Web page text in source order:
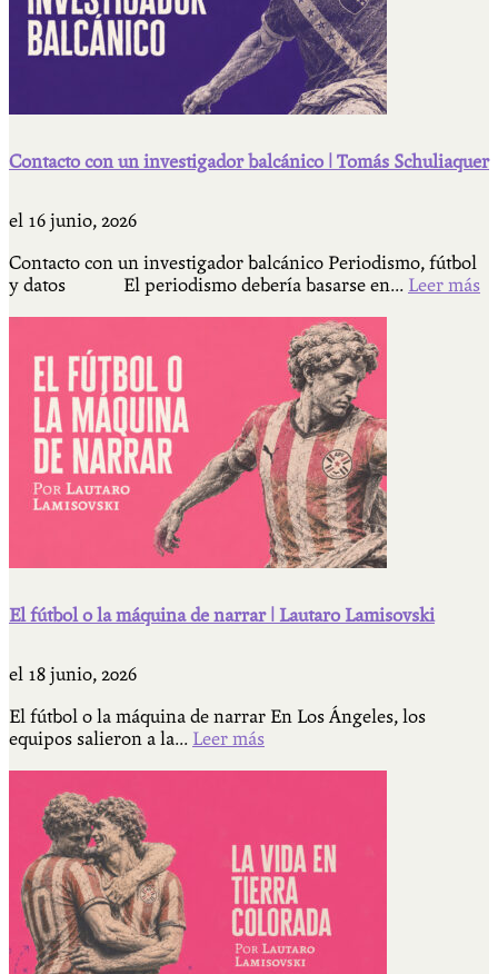
Contacto con un investigador balcánico | Tomás Schuliaquer
el 16 junio, 2026
Contacto con un investigador balcánico Periodismo, fútbol
y datos El periodismo debería basarse en... Leer más
El fútbol o la máquina de narrar | Lautaro Lamisovski
el 18 junio, 2026
El fútbol o la máquina de narrar En Los Ángeles, los
equipos salieron a la... Leer más